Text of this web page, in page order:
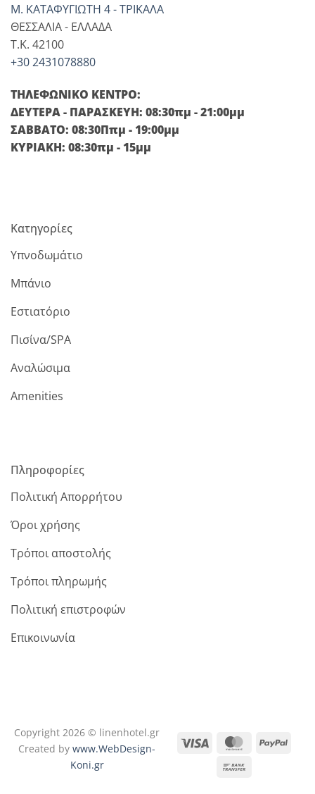
Μ. ΚΑΤΑΦΥΓΙΩΤΗ 4 - ΤΡΙΚΑΛΑ
ΘΕΣΣΑΛΙΑ - ΕΛΛΑΔΑ
T.K. 42100
+30 2431078880
ΤΗΛΕΦΩΝΙΚΟ ΚΕΝΤΡΟ:
ΔΕΥΤΕΡΑ - ΠΑΡΑΣΚΕΥΗ: 08:30πμ - 21:00μμ
ΣΑΒΒΑΤΟ: 08:30Ππμ - 19:00μμ
ΚΥΡΙΑΚΗ: 08:30πμ - 15μμ
Κατηγορίες
Υπνοδωμάτιο
Μπάνιο
Εστιατόριο
Πισίνα/SPA
Αναλώσιμα
Amenities
Πληροφορίες
Πολιτική Απορρήτου
Όροι χρήσης
Τρόποι αποστολής
Τρόποι πληρωμής
Πολιτική επιστροφών
Επικοινωνία
Visa MasterCard
Copyright 2026 © linenhotel.gr
Created bywww.WebDesign-
Koni.gr